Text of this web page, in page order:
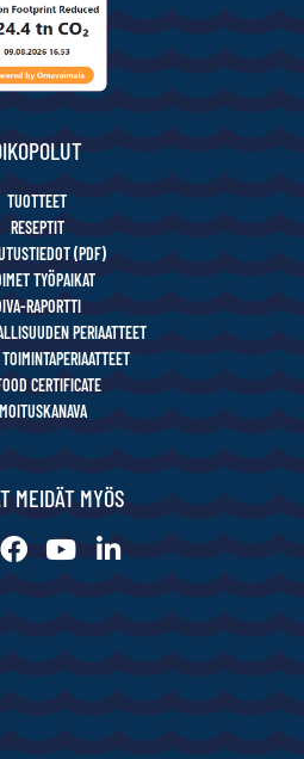
TUOTTEET
RESEPTIT
(PDF)
TYÖPAIKAT
RAPORTTI
PERIAATTEET
CERTIFICATE
MEIDÄT MYÖS